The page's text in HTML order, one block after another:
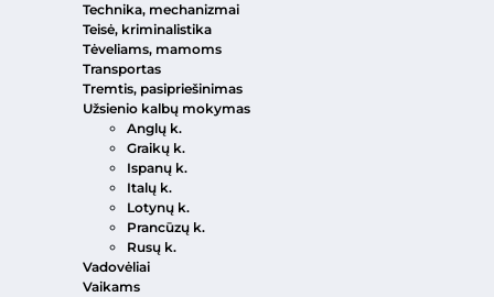
Technika, mechanizmai
Teisė, kriminalistika
Tėveliams, mamoms
Transportas
Tremtis, pasipriešinimas
Užsienio kalbų mokymas
Anglų k.
Graikų k.
Ispanų k.
Italų k.
Lotynų k.
Prancūzų k.
Rusų k.
Vadovėliai
Vaikams